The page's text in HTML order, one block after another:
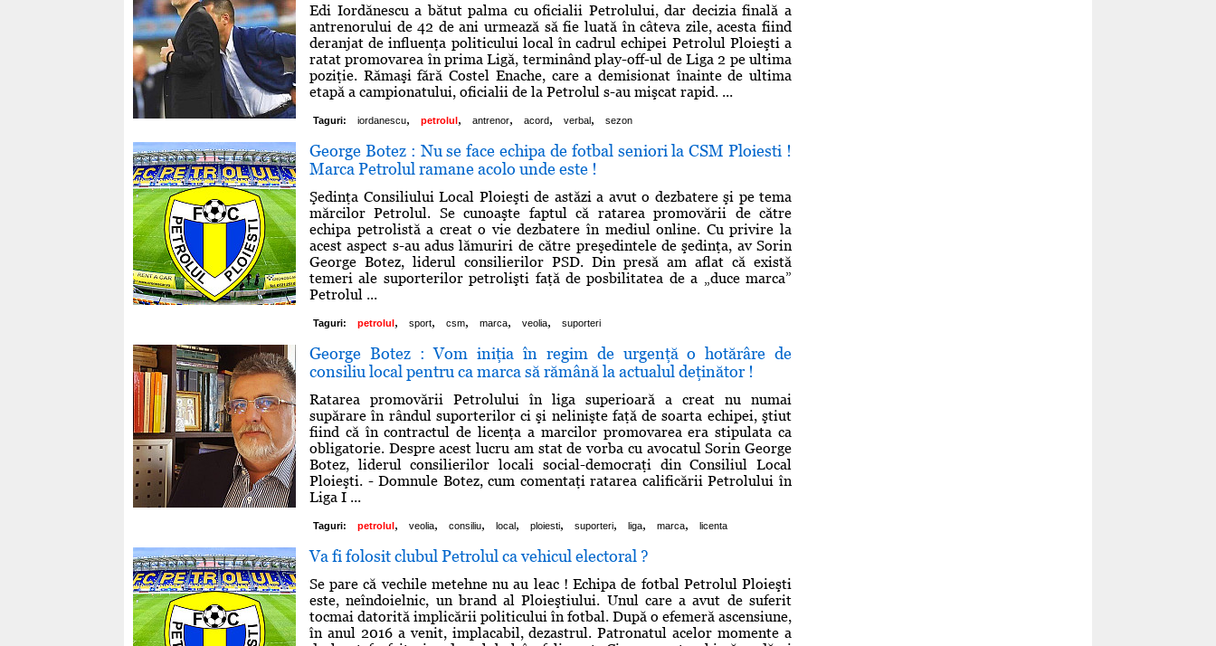
Edi Iordănescu a bătut palma cu oficialii Petrolului, dar decizia finală a
antrenorului de 42 de ani urmează să fie luată în câteva zile, acesta fiind
deranjat de influenţa politicului local în cadrul echipei Petrolul Ploieşti a
ratat promovarea în prima Ligă, terminând play-off-ul de Liga 2 pe ultima
poziţie. Rămaşi fără Costel Enache, care a demisionat înainte de ultima
etapă a campionatului, oficialii de la Petrolul s-au mişcat rapid. ...
Taguri: iordanescu, petrolul, antrenor, acord, verbal, sezon
George Botez : Nu se face echipa de fotbal seniori la CSM Ploiesti !
Marca Petrolul ramane acolo unde este !
Şedinţa Consiliului Local Ploieşti de astăzi a avut o dezbatere şi pe tema
mărcilor Petrolul. Se cunoaşte faptul că ratarea promovării de către
echipa petrolistă a creat o vie dezbatere în mediul online. Cu privire la
acest aspect s-au adus lămuriri de către preşedintele de şedinţa, av Sorin
George Botez, liderul consilierilor PSD. Din presă am aflat că există
temeri ale suporterilor petrolişti faţă de posbilitatea de a „duce marca”
Petrolul ...
Taguri: petrolul, sport, csm, marca, veolia, suporteri
George Botez : Vom iniţia în regim de urgenţă o hotărâre de
consiliu local pentru ca marca să rămână la actualul deţinător !
Ratarea promovării Petrolului în liga superioară a creat nu numai
supărare în rândul suporterilor ci şi nelinişte faţă de soarta echipei, ştiut
fiind că în contractul de licenţa a marcilor promovarea era stipulata ca
obligatorie. Despre acest lucru am stat de vorba cu avocatul Sorin George
Botez, liderul consilierilor locali social-democraţi din Consiliul Local
Ploieşti. - Domnule Botez, cum comentaţi ratarea calificării Petrolului în
Liga I ...
Taguri: petrolul, veolia, consiliu, local, ploiesti, suporteri, liga, marca, licenta
Va fi folosit clubul Petrolul ca vehicul electoral ?
Se pare că vechile metehne nu au leac ! Echipa de fotbal Petrolul Ploieşti
este, neîndoielnic, un brand al Ploieştiului. Unul care a avut de suferit
tocmai datorită implicării politicului în fotbal. După o efemeră ascensiune,
în anul 2016 a venit, implacabil, dezastrul. Patronatul acelor momente a